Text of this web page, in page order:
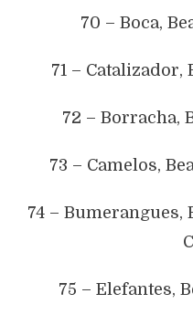
70 – Boca,
71 – Catalizador,
72 – Borracha,
73 – Camelos,
74 – Bumerangues,
75 – Elefantes,